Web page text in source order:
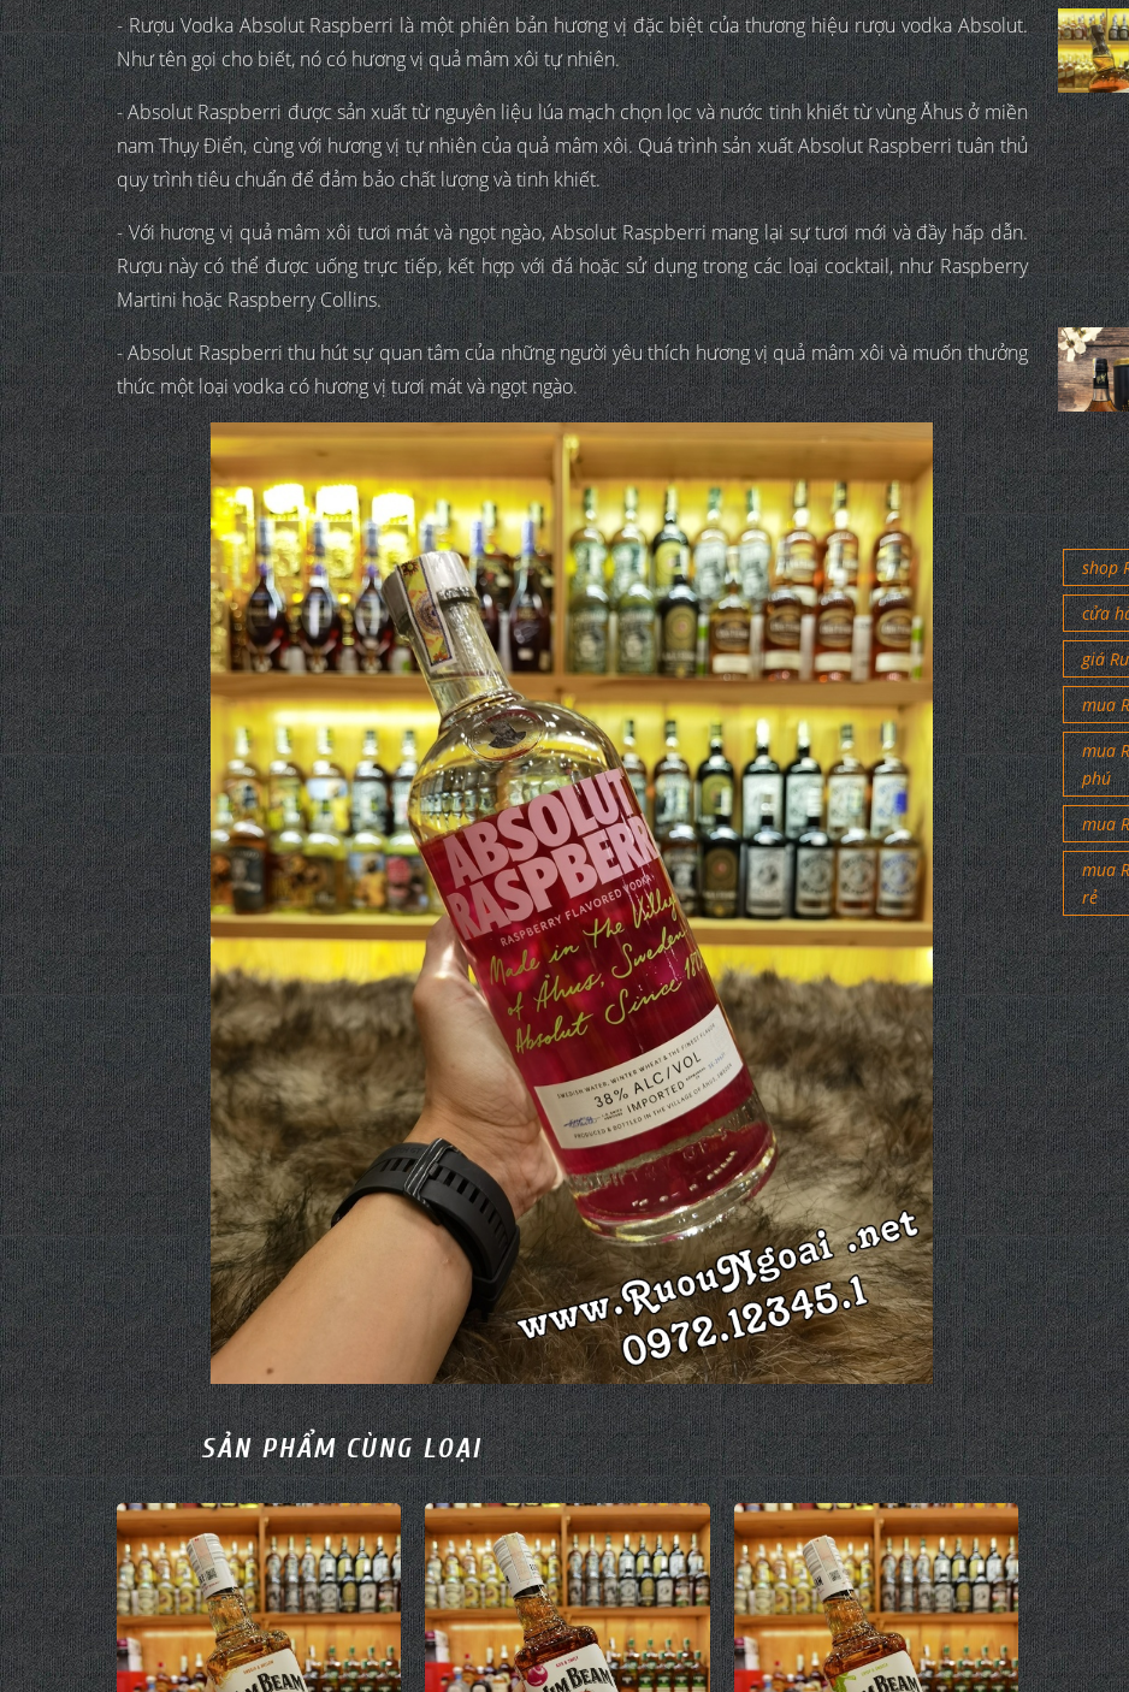
- Rượu Vodka Absolut Raspberri là một phiên bản hương vị đặc biệt của thương hiệu rượu vodka Absolut.
Như tên gọi cho biết, nó có hương vị quả mâm xôi tự nhiên.
- Absolut Raspberri được sản xuất từ nguyên liệu lúa mạch chọn lọc và nước tinh khiết từ vùng Åhus ở miền
nam Thụy Điển, cùng với hương vị tự nhiên của quả mâm xôi. Quá trình sản xuất Absolut Raspberri tuân thủ
quy trình tiêu chuẩn để đảm bảo chất lượng và tinh khiết.
- Với hương vị quả mâm xôi tươi mát và ngọt ngào, Absolut Raspberri mang lại sự tươi mới và đầy hấp dẫn.
Rượu này có thể được uống trực tiếp, kết hợp với đá hoặc sử dụng trong các loại cocktail, như Raspberry
Martini hoặc Raspberry Collins.
- Absolut Raspberri thu hút sự quan tâm của những người yêu thích hương vị quả mâm xôi và muốn thưởng
thức một loại vodka có hương vị tươi mát và ngọt ngào.
SẢN PHẨM CÙNG LOẠI
shop
cửa
giá
mua
mua
phú
mua
mua
rẻ